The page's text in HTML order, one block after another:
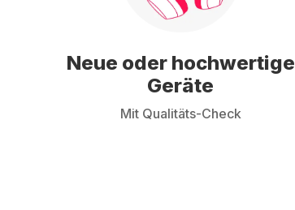
Neue oder hochwertige
Geräte
Mit Qualitäts-Check